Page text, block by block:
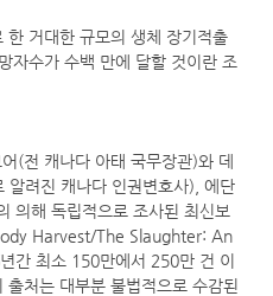
한 거대한 규모의 생체 장기적출
자수가 수백 만에 달할 것이란 조
(전 캐나다 아태 국무장관)와 데
알려진 캐나다 인권변호사), 에단
의해 독립적으로 조사된 최신보
Harvest/The Slaughter: An
간 최소 150만에서 250만 건 이
처는 대부분 불법적으로 수감된